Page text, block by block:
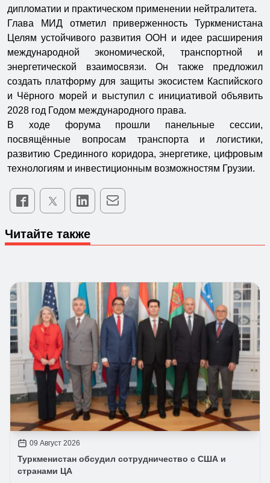
дипломатии и практическом применении нейтралитета.
Глава МИД отметил приверженность Туркменистана
Целям устойчивого развития ООН и идее расширения
международной экономической, транспортной и
энергетической взаимосвязи. Он также предложил
создать платформу для защиты экосистем Каспийского
и Чёрного морей и выступил с инициативой объявить
2028 год Годом международного права.
В ходе форума прошли панельные сессии,
посвящённые вопросам транспорта и логистики,
развитию Срединного коридора, энергетике, цифровым
технологиям и инвестиционным возможностям Грузии.
Читайте также
09 Август 2026
Туркменистан обсудил сотрудничество с США и
странами ЦА